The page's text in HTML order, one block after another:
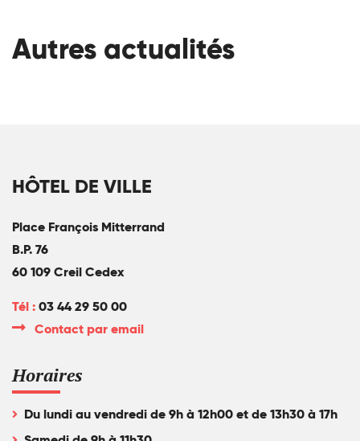
Autres actualités
HÔTEL DE VILLE
Place François Mitterrand
B.P. 76
60 109 Creil Cedex
Tél :03 44 29 50 00
Contact par email
Horaires
Du lundi au vendredi de 9h à 12h00 et de 13h30 à 17h